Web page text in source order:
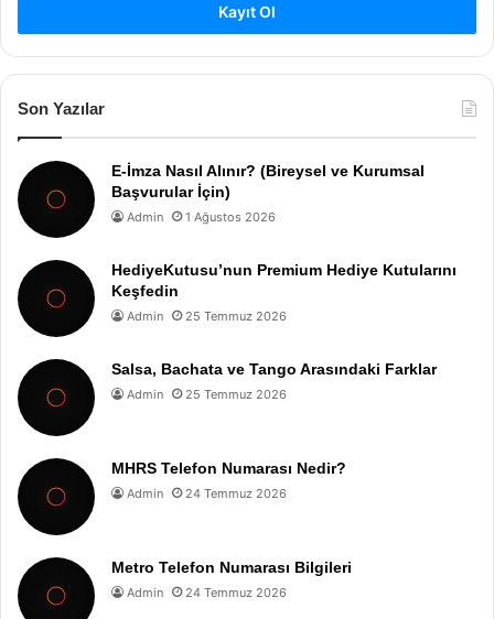
Kayıt Ol
Son Yazılar
E-İmza Nasıl Alınır? (Bireysel ve Kurumsal
Başvurular İçin)
Admin 1 Ağustos 2026
HediyeKutusu’nun Premium Hediye Kutularını
Keşfedin
Admin 25 Temmuz 2026
Salsa, Bachata ve Tango Arasındaki Farklar
Admin 25 Temmuz 2026
MHRS Telefon Numarası Nedir?
Admin 24 Temmuz 2026
Metro Telefon Numarası Bilgileri
Admin 24 Temmuz 2026